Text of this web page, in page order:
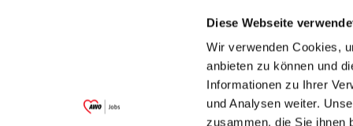
Diese Webseite
Wir verwenden Cookies,
anbieten zu können und
Informationen zu Ihrer
und Analysen weiter.
zusammen, die Sie ihnen
Garitz Bewirtschaftungsbetriebe GmbH
(Ein Tochterunternehmen des AWO
Bezirksverbandes Unterfranken e.V.)